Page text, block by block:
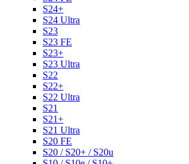
S24+
S24 Ultra
S23
S23 FE
S23+
S23 Ultra
S22
S22+
S22 Ultra
S21
S21+
S21 Ultra
S20 FE
S20 / S20+ / S20u